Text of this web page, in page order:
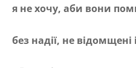
я не хочу, аби вони
без надії, не відомщені